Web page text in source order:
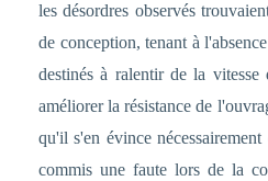
les désordres observés
de conception, tenant à
destinés à ralentir de la vitesse
améliorer la résistance de
qu'il s'en évince
commis une faute lors de la